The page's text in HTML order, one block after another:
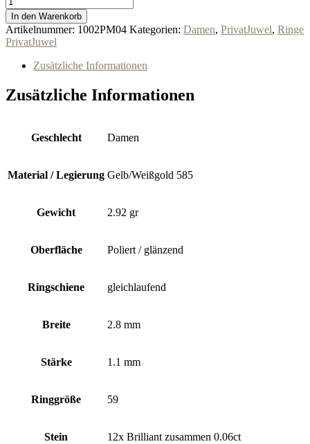
In den Warenkorb
Artikelnummer: 1002PM04 Kategorien: Damen, PrivatJuwel, Ringe
PrivatJuwel
Zusätzliche Informationen
Zusätzliche Informationen
Geschlecht Damen
Material / Legierung Gelb/Weißgold 585
Gewicht 2.92 gr
Oberfläche Poliert / glänzend
Ringschiene gleichlaufend
Breite 2.8 mm
Stärke 1.1 mm
Ringgröße 59
Stein 12x Brilliant zusammen 0.06ct